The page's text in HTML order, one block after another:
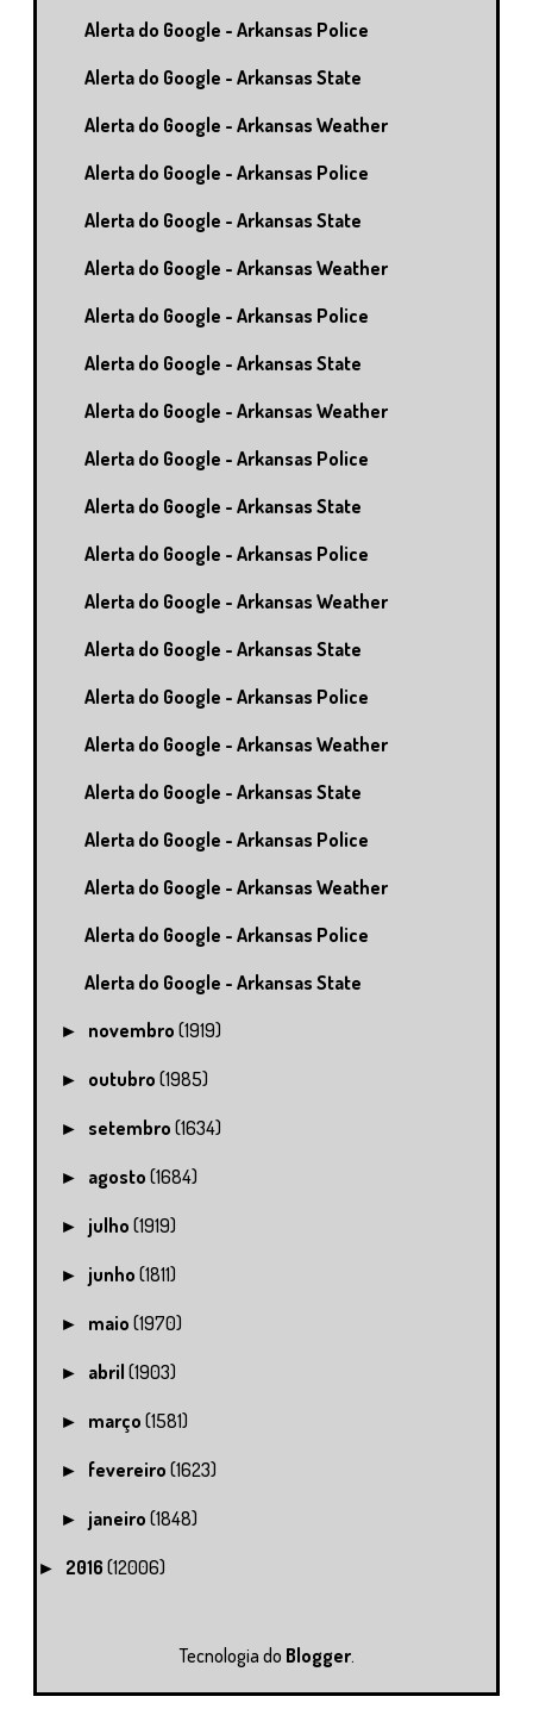
Alerta do Google - Arkansas Police
Alerta do Google - Arkansas State
Alerta do Google - Arkansas Weather
Alerta do Google - Arkansas Police
Alerta do Google - Arkansas State
Alerta do Google - Arkansas Weather
Alerta do Google - Arkansas Police
Alerta do Google - Arkansas State
Alerta do Google - Arkansas Weather
Alerta do Google - Arkansas Police
Alerta do Google - Arkansas State
Alerta do Google - Arkansas Police
Alerta do Google - Arkansas Weather
Alerta do Google - Arkansas State
Alerta do Google - Arkansas Police
Alerta do Google - Arkansas Weather
Alerta do Google - Arkansas State
Alerta do Google - Arkansas Police
Alerta do Google - Arkansas Weather
Alerta do Google - Arkansas Police
Alerta do Google - Arkansas State
► novembro(1919)
► outubro(1985)
► setembro(1634)
► agosto(1684)
► julho(1919)
► junho(1811)
► maio(1970)
► abril(1903)
► março(1581)
► fevereiro(1623)
► janeiro(1848)
► 2016 (12006)
Tecnologia do Blogger.